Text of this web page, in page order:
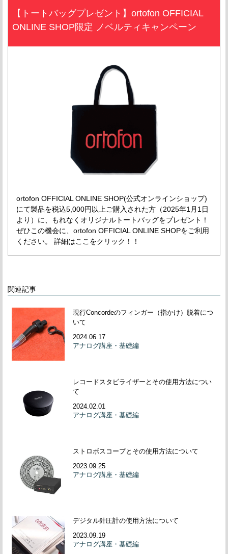
【トートバッグプレゼント】ortofon OFFICIAL
ONLINE SHOP限定 ノベルティキャンペーン
ortofon OFFICIAL ONLINE SHOP(公式オンラインショップ)
にて製品を税込5,000円以上ご購入された方（2025年1月1日
より）に、もれなくオリジナルトートバッグをプレゼント！
ぜひこの機会に、ortofon OFFICIAL ONLINE SHOPをご利用
ください。 詳細はここをクリック！！
関連記事
現行Concordeのフィンガー（指かけ）脱着につ
いて
2024.06.17
アナログ講座・基礎編
レコードスタビライザーとその使用方法につい
て
2024.02.01
アナログ講座・基礎編
ストロボスコープとその使用方法について
2023.09.25
アナログ講座・基礎編
デジタル針圧計の使用方法について
2023.09.19
アナログ講座・基礎編